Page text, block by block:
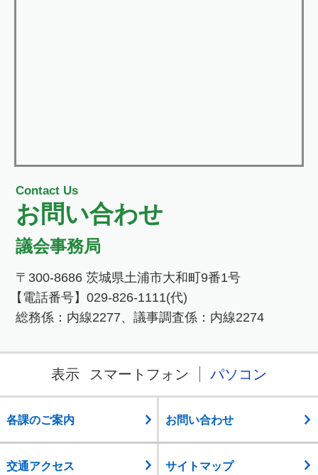
Contact Us
お問い合わせ
議会事務局
〒300-8686 茨城県土浦市大和町9番1号
【電話番号】029-826-1111(代)
総務係：内線2277、議事調査係：内線2274
表示 スマートフォン パソコン
各課のご案内 お問い合わせ
交通アクセス サイトマップ